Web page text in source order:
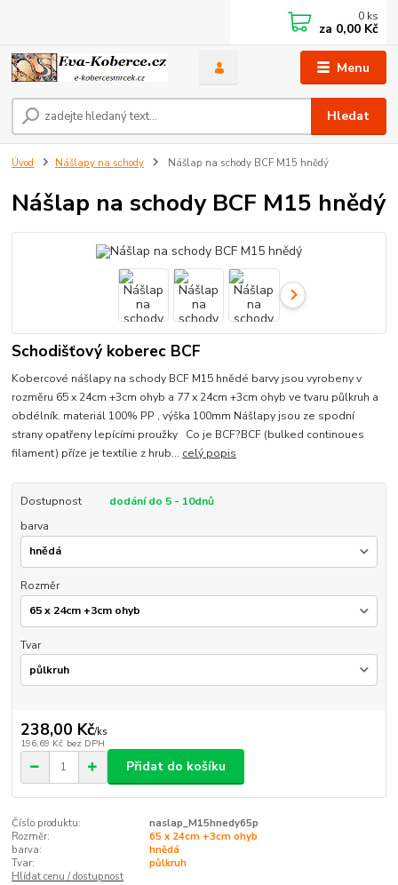
Menu
Hledat
0 ks
za 0,00 Kč
Úvod Nášlapy na schody Nášlap na schody BCF M15 hnědý
Nášlap na schody BCF M15 hnědý
Schodišťový koberec BCF
Kobercové nášlapy na schody BCF M15 hnědé barvy jsou vyrobeny v
rozměru 65 x 24cm +3cm ohyb a 77 x 24cm +3cm ohyb ve tvaru půlkruh a
obdélník. materiál 100% PP , výška 100mm Nášlapy jsou ze spodní
strany opatřeny lepícími proužky Co je BCF?BCF (bulked continoues
filament) příze je textílie z hrub... celý popis
Dostupnost
dodání do 5 - 10dnů
barva
Rozměr
Tvar
238,00 Kč/ks
196,69 Kč bez DPH
Přidat do košíku
Číslo produktu:
naslap_M15hnedy65p
Rozměr:
65 x 24cm +3cm ohyb
barva:
hnědá
Tvar:
půlkruh
Hlídat cenu / dostupnost